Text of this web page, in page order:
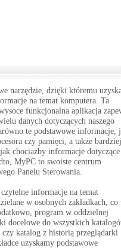
narzędzie, dzięki któremu
na temat komputera. Ta
funkcjonalna aplikacja
danych dotyczących naszego
te podstawowe informacje,
czy pamięci, a także bardziej
chociażby informacje dotyczące
MyPC to swoiste centrum
Panelu Sterowania.
informacje na temat
w osobnych zakładkach, co
program w oddzielnej
docelowe do wszystkich
katalog z historią przeglądarki
uzyskamy podstawowe